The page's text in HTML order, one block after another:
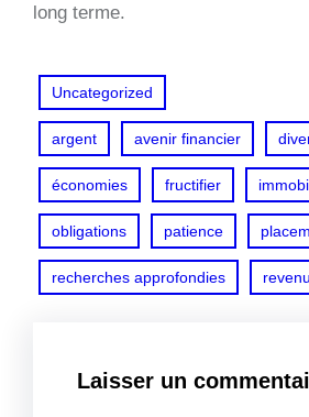
long terme.
Uncategorized
argent avenir financier
économies fructifier
obligations patience
recherches approfondies
Laisser un